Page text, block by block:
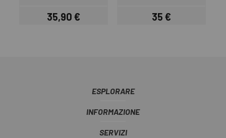
Prezzo
35,90 € Prezzo
35 €
ESPLORARE
INFORMAZIONE
SERVIZI